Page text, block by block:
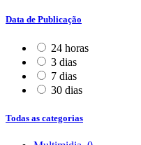
Data de Publicação
24 horas
3 dias
7 dias
30 dias
Todas as categorias